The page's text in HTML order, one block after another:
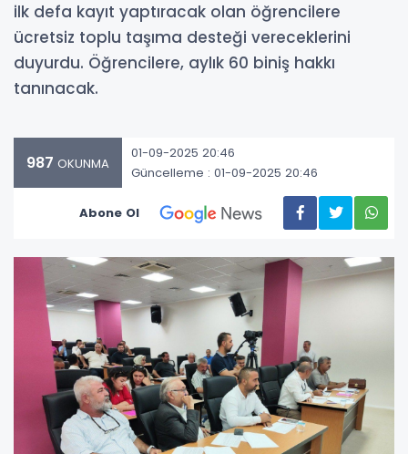
ilk defa kayıt yaptıracak olan öğrencilere
ücretsiz toplu taşıma desteği vereceklerini
duyurdu. Öğrencilere, aylık 60 biniş hakkı
tanınacak.
987 OKUNMA
01-09-2025 20:46
Güncelleme : 01-09-2025 20:46
Abone Ol